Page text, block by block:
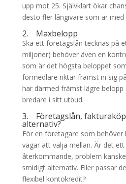
upp mot 25. Självklart ökar
desto fler långivare som är
2. Maxbelopp
Ska ett företagslån tecknas på
miljoner) behöver även en
som är det högsta beloppet
förmedlare riktar främst in sig
har därmed främst lägre belopp
bredare i sitt utbud.
3. Företagslån,
alternativ?
För en företagare som behöver
vägar att välja mellan. Är det
återkommande, problem
smidigt alternativ. Eller passar
flexibel kontokredit?